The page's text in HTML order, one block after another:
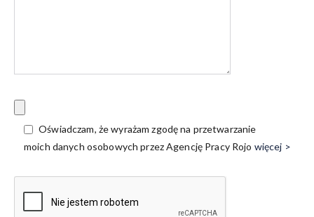
Oświadczam, że wyrażam zgodę na przetwarzanie
moich danych osobowych przez Agencję Pracy Rojo więcej >